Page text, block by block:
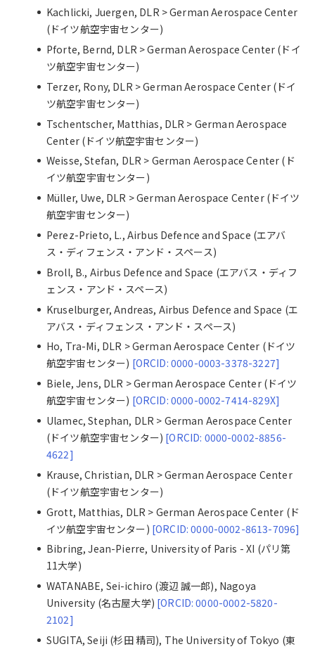
Kachlicki, Juergen, DLR > German Aerospace Center
(ドイツ航空宇宙センター)
Pforte, Bernd, DLR > German Aerospace Center (ドイ
ツ航空宇宙センター)
Terzer, Rony, DLR > German Aerospace Center (ドイ
ツ航空宇宙センター)
Tschentscher, Matthias, DLR > German Aerospace
Center (ドイツ航空宇宙センター)
Weisse, Stefan, DLR > German Aerospace Center (ド
イツ航空宇宙センター)
Müller, Uwe, DLR > German Aerospace Center (ドイツ
航空宇宙センター)
Perez-Prieto, L., Airbus Defence and Space (エアバ
ス・ディフェンス・アンド・スペース)
Broll, B., Airbus Defence and Space (エアバス・ディフ
ェンス・アンド・スペース)
Kruselburger, Andreas, Airbus Defence and Space (エ
アバス・ディフェンス・アンド・スペース)
Ho, Tra-Mi, DLR > German Aerospace Center (ドイツ
航空宇宙センター) [ORCID: 0000-0003-3378-3227]
Biele, Jens, DLR > German Aerospace Center (ドイツ
航空宇宙センター) [ORCID: 0000-0002-7414-829X]
Ulamec, Stephan, DLR > German Aerospace Center
(ドイツ航空宇宙センター) [ORCID: 0000-0002-8856-
4622]
Krause, Christian, DLR > German Aerospace Center
(ドイツ航空宇宙センター)
Grott, Matthias, DLR > German Aerospace Center (ド
イツ航空宇宙センター) [ORCID: 0000-0002-8613-7096]
Bibring, Jean-Pierre, University of Paris - XI (パリ第
11大学)
WATANABE, Sei-ichiro (渡辺 誠一郎), Nagoya
University (名古屋大学) [ORCID: 0000-0002-5820-
2102]
SUGITA, Seiji (杉田 精司), The University of Tokyo (東